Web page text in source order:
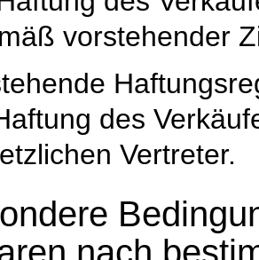
vorstehender
des
Vertreter.